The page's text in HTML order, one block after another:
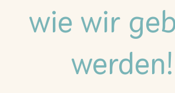
wie wir